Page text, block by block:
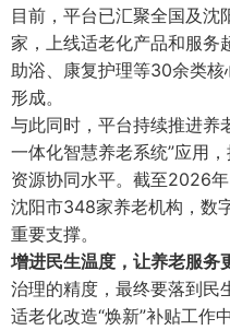
目前，平台已汇聚全国及
家，上线适老化产品和服
助浴、康复护理等30余类
形成。
与此同时，平台持续推进养
一体化智慧养老系统”应用
资源协同水平。截至2026
沈阳市348家养老机构，数
重要支撑。
增进民生温度 ， 让养老服务
治理的精度，最终要落到
适老化改造“焕新”补贴工作